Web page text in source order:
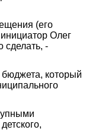
(его
Олег
сделать, -
бюджета, который